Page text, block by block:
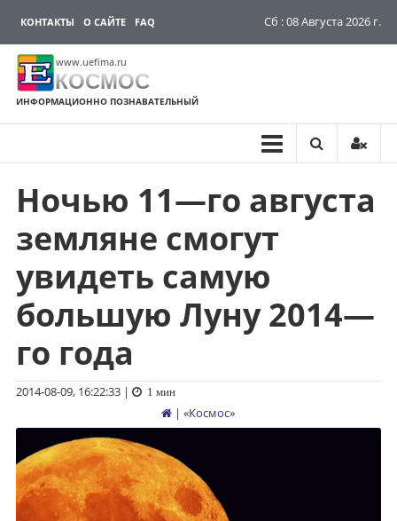
КОНТАКТЫ О САЙТЕ FAQ Сб : 08 Августа 2026 г.
www.uefima.ru
КОСМОС
ИНФОРМАЦИОННО ПОЗНАВАТЕЛЬНЫЙ
Перейти
содержимому
Ночью 11—го августа
земляне смогут
увидеть самую
большую Луну 2014—
го года
2014-08-09, 16:22:33| 1 мин
| «Космос»